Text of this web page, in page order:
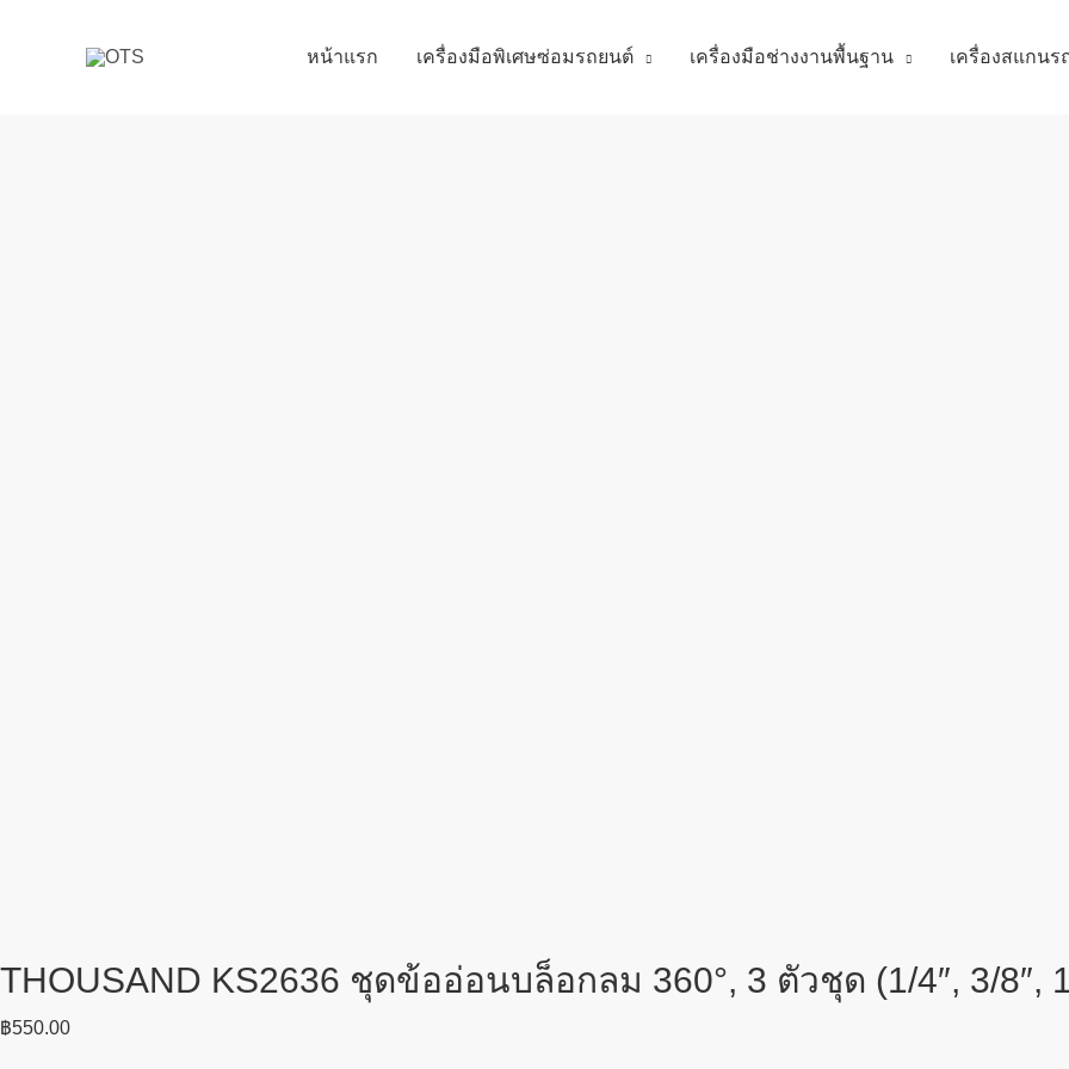
หน้าแรก เครื่องมือพิเศษซ่อมรถยนต์ เครื่องมือช่างงานพื้นฐาน เครื่องสแกนร
THOUSAND KS2636 ชุดข้ออ่อนบล็อกลม 360°, 3 ตัวชุด (1/4″, 3/8″,
฿550.00